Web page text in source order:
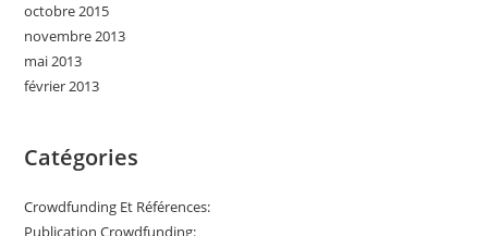
octobre 2015
novembre 2013
mai 2013
février 2013
Catégories
Crowdfunding Et Références:
Publication Crowdfunding: